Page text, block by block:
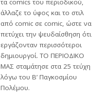
τα comics του περιοδικού,
άλλαζε το ύφος και το στιλ
από comic σε comic, ώστε να
πετύχει την ψευδαίσθηση ότι
εργάζονταν περισσότεροι
δημιουργοί. ΤΟ ΠΕΡΙΟΔΙΚΟ
ΜΑΣ σταμάτησε στα 25 τεύχη
λόγω του Β’ Παγκοσμίου
Πολέμου.